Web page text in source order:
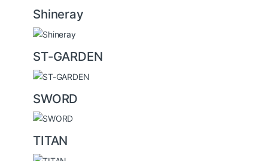
Shineray
ST-GARDEN
SWORD
TITAN